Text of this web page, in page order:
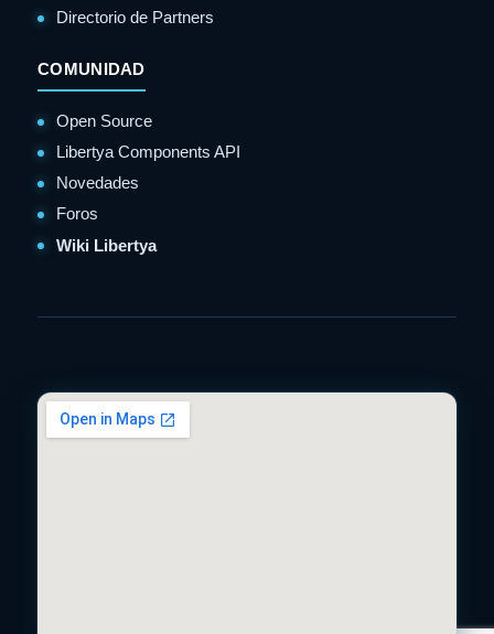
Directorio de Partners
COMUNIDAD
Open Source
Libertya Components API
Novedades
Foros
Wiki Libertya